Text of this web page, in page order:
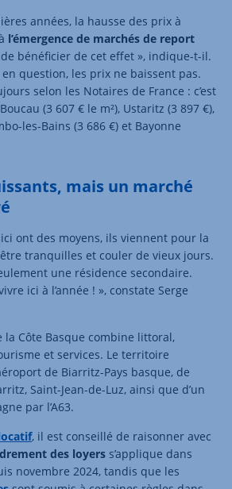
années, la hausse des prix à
l’émergence de marchés de report
bénéficier de cet effet », indique-t-il.
question, les prix ne baissent pas.
selon les Notaires de France : c’est
(3 607 € le m²), Ustaritz (3 897 €),
les-Bains (3 686 €) et Bayonne
mais un marché
ont des moyens, ils viennent pour la
tranquilles et couler de vieux jours.
une résidence secondaire.
ici à l’année ! », constate Serge
Côte Basque combine littoral,
et services. Le territoire
de Biarritz-Pays basque, de
Saint-Jean-de-Luz, ainsi que d’un
par l’A63.
, il est conseillé de raisonner avec
des loyers s’applique dans
novembre 2024, tandis que les